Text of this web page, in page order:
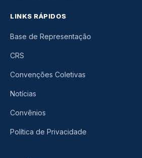
LINKS RÁPIDOS
Base de Representação
CRS
Convenções Coletivas
Notícias
Convênios
Política de Privacidade